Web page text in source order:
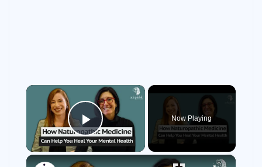
×
Play Video
Now Playing
×